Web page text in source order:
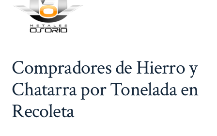
Compradores de Hierro y
Chatarra por Tonelada en
Recoleta